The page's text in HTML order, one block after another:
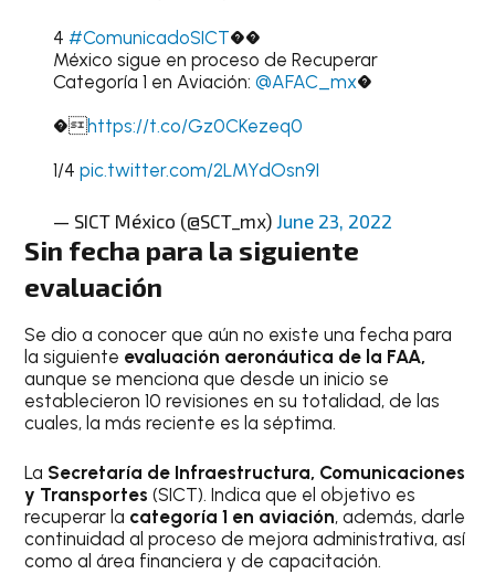
4 #ComunicadoSICT��
México sigue en proceso de Recuperar
Categoría 1 en Aviación: @AFAC_mx�
�https://t.co/Gz0CKezeq0
1/4 pic.twitter.com/2LMYdOsn9I
— SICT México (@SCT_mx) June 23, 2022
Sin fecha para la siguiente
evaluación
Se dio a conocer que aún no existe una fecha para
la siguiente evaluación aeronáutica de la FAA,
aunque se menciona que desde un inicio se
establecieron 10 revisiones en su totalidad, de las
cuales, la más reciente es la séptima.
La Secretaría de Infraestructura, Comunicaciones
y Transportes (SICT). Indica que el objetivo es
recuperar la categoría 1 en aviación, además, darle
continuidad al proceso de mejora administrativa, así
como al área financiera y de capacitación.